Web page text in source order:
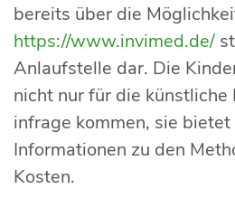
bereits über die
https://www.invimed.de/
Anlaufstelle dar. Die
nicht nur für die künstliche
infrage kommen, sie
Informationen zu den
Kosten.